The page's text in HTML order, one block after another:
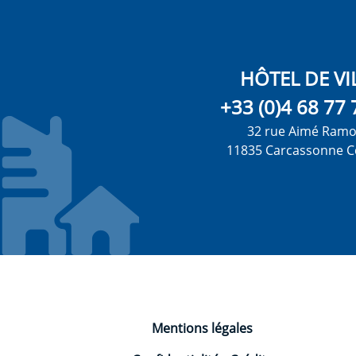
HÔTEL DE
+33 (0)4 68 77
32 rue Aimé
11835 Carcassonne
Mentions légales